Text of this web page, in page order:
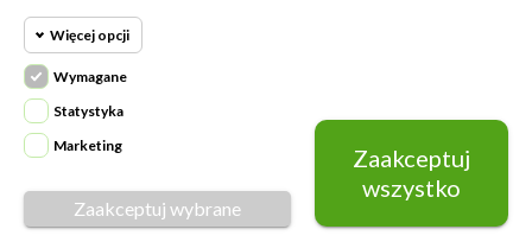
Klaudia: +48 730634730
Email:
MOJE KONTO 
PRODUKTY
NASZA FIRMA 
Napisz do nas
Więcej opcji
Wymagane
Wymagane pliki cookie oraz cookie
HttpOnly. Pliki cookie wymagane do
przeglądania witryny i korzystania z jej
podstawowych funkcji. Te pliki cookie
Cookie
Cookie
Wymagane
Statystyka
Marketing
Zaakceptuj wybrane
Zaakceptuj
wszystko